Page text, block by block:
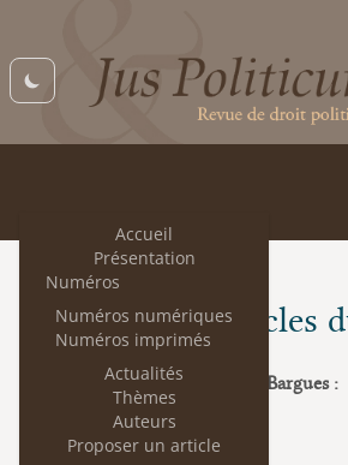
Accueil
Présentation
Numéros
Numéros numériques
Numéros imprimés
Actualités
Thèmes
Auteurs
Proposer un article
Les articles
Cécile Guérin-Bargues :